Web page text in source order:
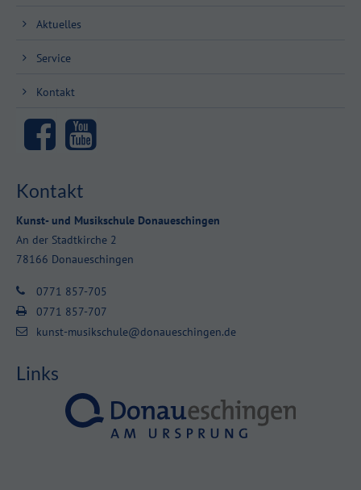
Aktuelles
Service
Kontakt
Kontakt
Kunst- und Musikschule Donaueschingen
An der Stadtkirche 2
78166 Donaueschingen
0771 857-705
0771 857-707
kunst-musikschule@donaueschingen.de
Links